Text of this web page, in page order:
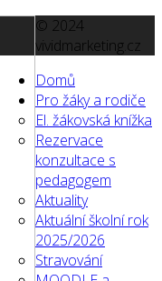
© 2024
vividmarketing.cz
Domů
Pro žáky a rodiče
El. žákovská knížka
Rezervace
konzultace s
pedagogem
Aktuality
Aktuální školní rok
2025/2026
Stravování